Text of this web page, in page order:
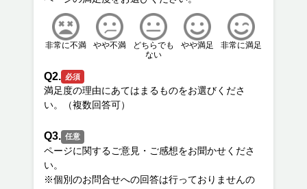
非常に不満 やや不満
どちらでも
ない
やや満足 非常に満足
Q2. 必須
満足度の理由にあてはまるものをお選びくださ
Q3. 任意
ページに関するご意見・ご感想をお聞かせくださ
い。
※個別のお問合せへの回答は行っておりませんの